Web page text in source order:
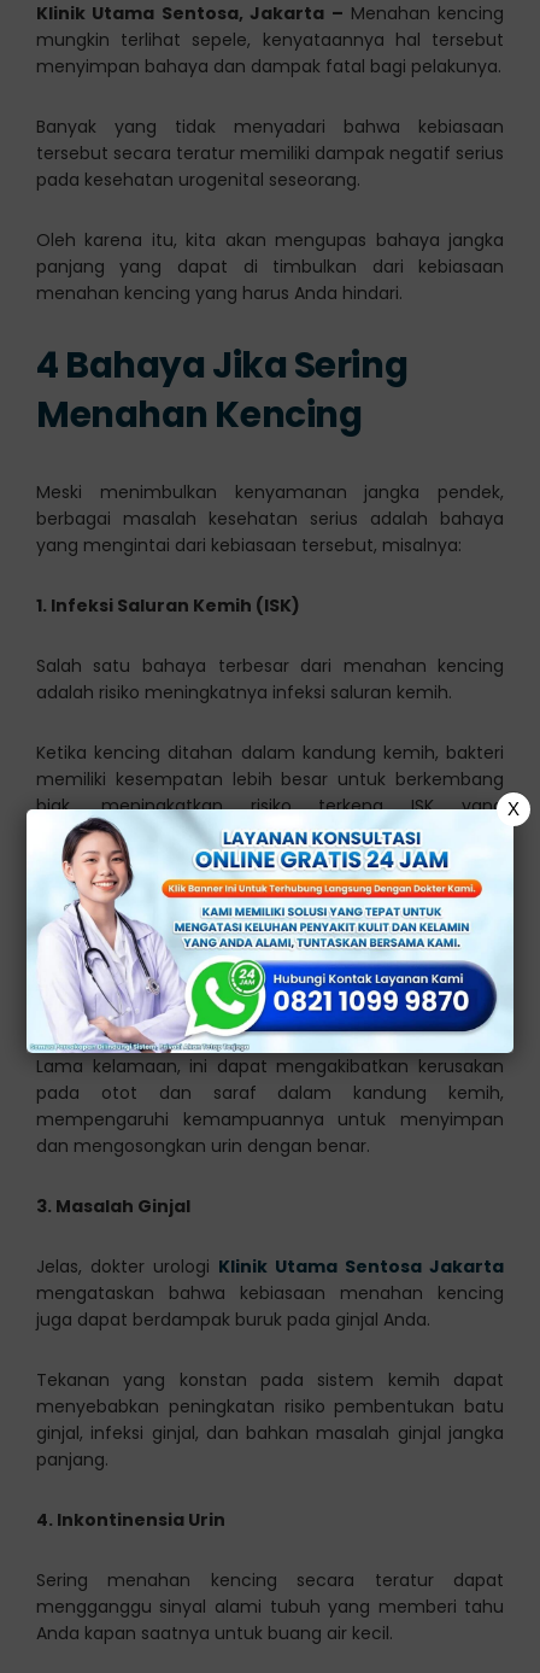
Klinik Utama Sentosa, Jakarta – Menahan kencing
mungkin terlihat sepele, kenyataannya hal tersebut
menyimpan bahaya dan dampak fatal bagi pelakunya.
Banyak yang tidak menyadari bahwa kebiasaan
tersebut secara teratur memiliki dampak negatif serius
pada kesehatan urogenital seseorang.
Oleh karena itu, kita akan mengupas bahaya jangka
panjang yang dapat di timbulkan dari kebiasaan
menahan kencing yang harus Anda hindari.
4BahayaJika Sering
Menahan Kencing
Meski menimbulkan kenyamanan jangka pendek,
berbagai masalah kesehatan serius adalah bahaya
yang mengintai dari kebiasaan tersebut, misalnya:
1. Infeksi Saluran Kemih (ISK)
Salah satu bahaya terbesar dari menahan kencing
adalah risiko meningkatnya infeksi saluran kemih.
Ketika kencing ditahan dalam kandung kemih, bakteri
memiliki kesempatan lebih besar untuk berkembang
biak, meningkatkan risiko terkena ISK yang
menyakitkan.
2. Kerusakan Kandung Kemih
Menahan kencing secara teratur dapat menyebabkan
tekanan berlebih pada dinding kandung kemih (sistitis
interstitial).
Lama kelamaan, ini dapat mengakibatkan kerusakan
pada otot dan saraf dalam kandung kemih,
mempengaruhi kemampuannya untuk menyimpan
dan mengosongkan urin dengan benar.
3. Masalah Ginjal
Jelas, dokter urologi Klinik Utama Sentosa Jakarta
mengataskan bahwa kebiasaan menahan kencing
juga dapat berdampak buruk pada ginjal Anda.
Tekanan yang konstan pada sistem kemih dapat
menyebabkan peningkatan risiko pembentukan batu
ginjal, infeksi ginjal, dan bahkan masalah ginjal jangka
panjang.
4. Inkontinensia Urin
Sering menahan kencing secara teratur dapat
mengganggu sinyal alami tubuh yang memberi tahu
Anda kapan saatnya untuk buang air kecil.
X